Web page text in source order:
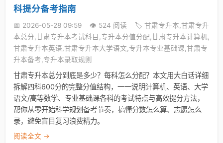
科提分备考指南
📅 2026-05-28 09:59 👁️ 524 阅读
🏷️ 甘肃专升本,甘肃专升
本总分,甘肃专升本考试科目,专升本分值分配,甘肃专升本计算机,
甘肃专升本英语,甘肃专升本大学语文,专升本专业基础课,甘肃专
升本备考,专升本录取规则
甘肃专升本总分到底是多少？每科怎么分配？本文用大白话详细
拆解四科600分的完整分值结构，一一说明计算机、英语、大学
语文/高等数学、专业基础课各科的考试特点与高效提分方法，
帮你从零开始科学规划备考节奏，搞懂分数怎么算、志愿怎么
录，避免盲目复习浪费精力。
阅读全文 →